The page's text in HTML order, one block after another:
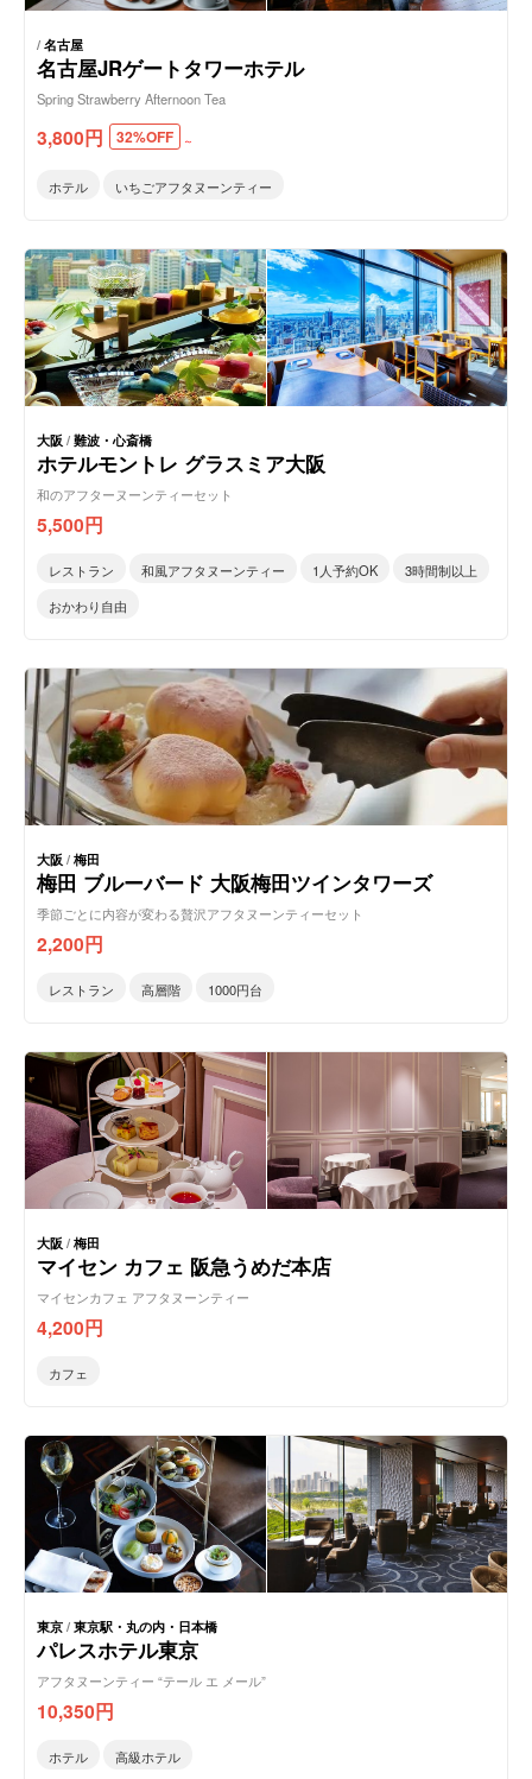
/名古屋
名古屋JRゲートタワーホテル
Spring Strawberry Afternoon Tea
3,800円 32%OFF ～
ホテル いちごアフタヌーンティー
大阪 /難波・心斎橋
ホテルモントレ グラスミア大阪
和のアフターヌーンティーセット
5,500円
レストラン 和風アフタヌーンティー 1人予約OK
3時間制以上
おかわり自由
大阪 /梅田
梅田 ブルーバード 大阪梅田ツインタワーズ
季節ごとに内容が変わる贅沢アフタヌーンティーセット
2,200円
レストラン 高層階 1000円台
大阪 /梅田
マイセン カフェ 阪急うめだ本店
マイセンカフェ アフタヌーンティー
4,200円
カフェ
東京/東京駅・丸の内・日本橋
パレスホテル東京
アフタヌーンティー “テール エ メール”
10,350円
ホテル 高級ホテル